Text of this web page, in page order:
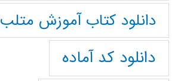
دانلود کتاب آموزش متلب
دانلود کد آماده